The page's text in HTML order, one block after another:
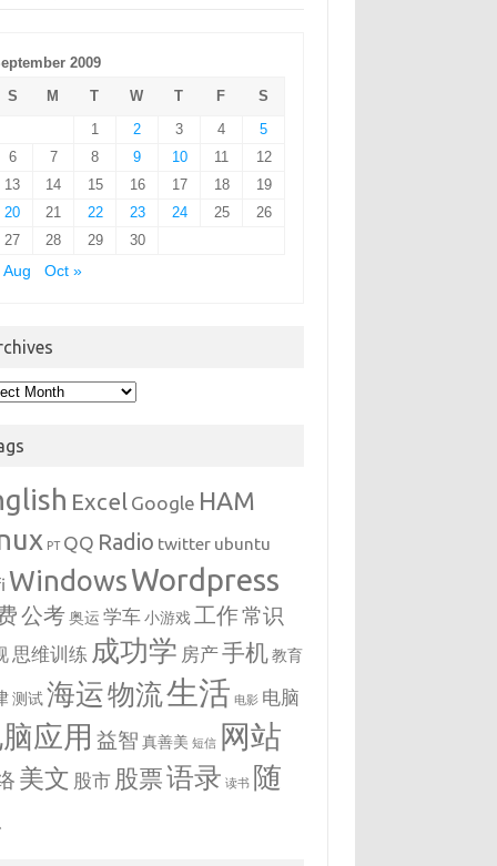
2009
S
M T W T F
S
1
2 3 4
5
6
7 8 9 10 11
12
13
14 15 16 17 18
19
20
21 22 23 24 25
26
27
28 29
30
Aug
Oct »
Excel Google HAM
PT QQ Radio twitter ubuntu
WindowsWordpress
公考 奥运 学车 小游戏 工作常识
思维训练 成功学 房产手机 教育
测试 海运物流生活 电影 电脑
应用 益智 真善美 短信 网站
美文 股市 股票语录 读书 随